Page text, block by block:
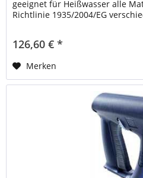
geeignet für Heißwasser alle
Richtlinie 1935/2004/EG
126,60 € *
Merken